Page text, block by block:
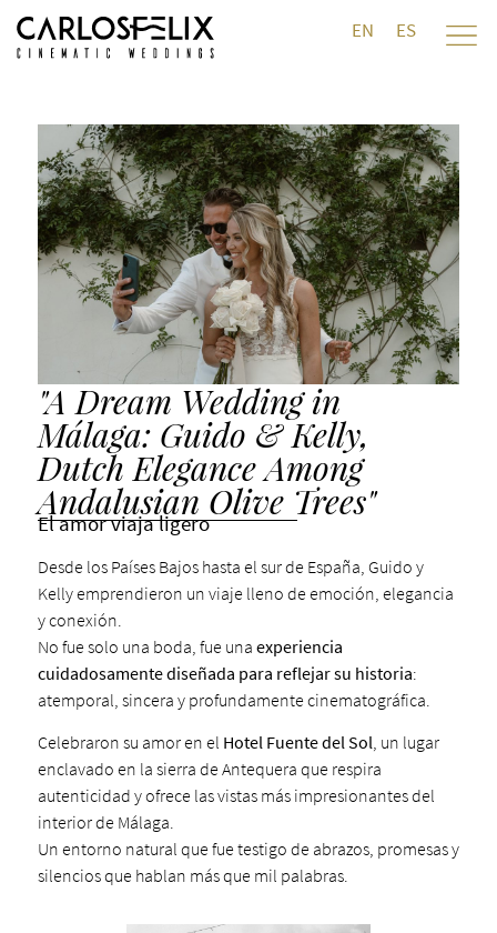
EN ES
"A Dream Wedding in
Málaga: Guido & Kelly,
Dutch Elegance Among
Andalusian Olive Trees"
El amor viaja ligero
Desde los Países Bajos hasta el sur de España, Guido y
Kelly emprendieron un viaje lleno de emoción, elegancia
y conexión.
No fue solo una boda, fue una experiencia
cuidadosamente diseñada para reflejar su historia:
atemporal, sincera y profundamente cinematográfica.
Celebraron su amor en el Hotel Fuente del Sol, un lugar
enclavado en la sierra de Antequera que respira
autenticidad y ofrece las vistas más impresionantes del
interior de Málaga.
Un entorno natural que fue testigo de abrazos, promesas y
silencios que hablan más que mil palabras.